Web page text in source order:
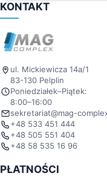
KONTAKT
ul. Mickiewicza 14a/1
83-130 Pelplin
Poniedziałek–Piątek:
8:00–16:00
sekretariat@mag-
+48 533 451 444
+48 505 551 404
+48 58 535 16 96
PŁATNOŚCI